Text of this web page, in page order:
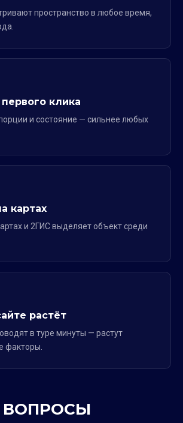
пространство в любое время,
клика
и состояние — сильнее любых
картах
и 2ГИС выделяет объект среди
растёт
в туре минуты — растут
факторы.
ВОПРОСЫ